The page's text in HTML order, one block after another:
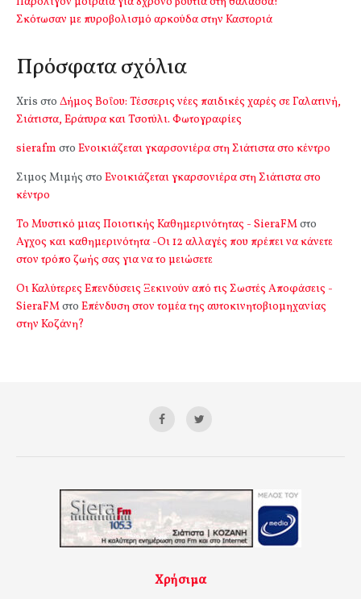
Σκότωσαν με πυροβολισμό αρκούδα στην Καστοριά
Πρόσφατα σχόλια
Xris στο Δήμος Βοΐου: Τέσσερις νέες παιδικές χαρές σε Γαλατινή,
Σιάτιστα, Εράτυρα και Τσοτύλι. Φωτογραφίες
sierafm στο Ενοικιάζεται γκαρσονιέρα στη Σιάτιστα στο κέντρο
Σιμος Μιμής στο Ενοικιάζεται γκαρσονιέρα στη Σιάτιστα στο
κέντρο
Το Μυστικό μιας Ποιοτικής Καθημερινότητας - SieraFMστο
Αγχος και καθημερινότητα -Οι 12 αλλαγές που πρέπει να κάνετε
στον τρόπο ζωής σας για να το μειώσετε
Οι Καλύτερες Επενδύσεις Ξεκινούν από τις Σωστές Αποφάσεις -
SieraFMστο Επένδυση στον τομέα της αυτοκινητοβιομηχανίας
στην Κοζάνη?
Χρήσιμα